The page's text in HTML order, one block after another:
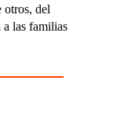
otros, del
a las familias